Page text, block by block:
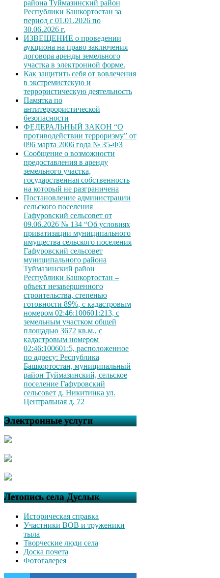
района Туймазинский район
Республики Башкортостан за
период с 01.01.2026 по
30.06.2026 г.
ИЗВЕЩЕНИЕ о проведении
аукциона на право заключения
договора аренды земельного
участка в электронной форме.
Как защитить себя от вовлечения
в экстремистскую и
террористическую деятельность
Памятка по
антитеррористической
безопасности
ФЕДЕРАЛЬНЫЙ ЗАКОН “О
противодействии терроризму” от
096 марта 2006 года № 35-ФЗ
Сообщение о возможности
предоставления в аренду
земельного участка,
государственная собственность
на который не разграничена
Постановление администрации
сельского поселения
Гафуровский сельсовет от
09.06.2026 № 134 “Об условиях
приватизации муниципального
имущества сельского поселения
Гафуровский сельсовет
муниципального района
Туймазинский район
Республики Башкортостан –
объект незавершенного
строительства, степенью
готовности 89%, с кадастровым
номером 02:46:100601:213, с
земельным участком общей
площадью 3672 кв.м., с
кадастровым номером
02:46:100601:5, расположенное
по адресу: Республика
Башкортостан, муниципальный
район Туймазинский, сельское
поселение Гафуровский
сельсовет д. Никитинка ул.
Центральная д. 72
Электронные услуги
Летопись села Дуслык
Историческая справка
Участники ВОВ и труженики
тыла
Творческие люди села
Доска почета
Фотогалерея